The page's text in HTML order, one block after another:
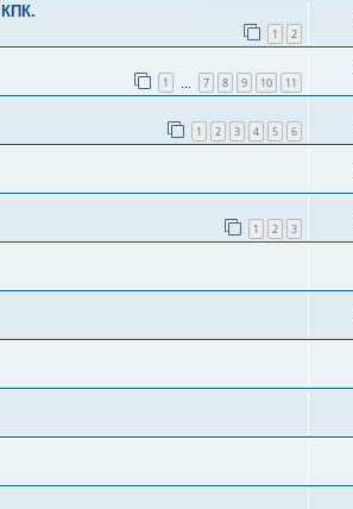
1 2
1 7 8 9 10 11
1 2 3 4 5 6
1 2 3